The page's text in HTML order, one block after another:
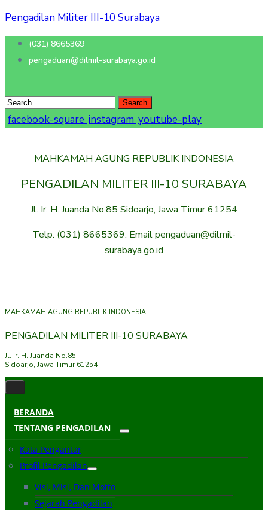
Pengadilan Militer III-10 Surabaya
(031) 8665369
pengaduan@dilmil-surabaya.go.id
facebook-square instagram youtube-play
MAHKAMAH AGUNG REPUBLIK INDONESIA
PENGADILAN MILITER III-10 SURABAYA
Jl. Ir. H. Juanda No.85 Sidoarjo, Jawa Timur 61254
Telp. (031) 8665369. Email pengaduan@dilmil-
surabaya.go.id
MAHKAMAH AGUNG REPUBLIK INDONESIA
PENGADILAN MILITER III-10 SURABAYA
Jl. Ir. H. Juanda No.85
Sidoarjo, Jawa Timur 61254
BERANDA
TENTANG PENGADILAN
Kata Pengantar
Profil Pengadilan
Visi, Misi, Dan Motto
Sejarah Pengadilan